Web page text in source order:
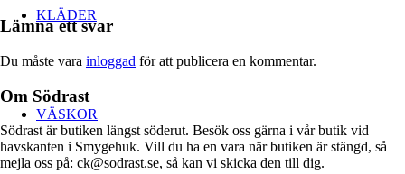
KLÄDER
VÄSKOR
Lämna ett svar
Du måste vara inloggad för att publicera en kommentar.
Om Södrast
Södrast är butiken längst söderut. Besök oss gärna i vår butik vid
havskanten i Smygehuk. Vill du ha en vara när butiken är stängd, så
mejla oss på: ck@sodrast.se, så kan vi skicka den till dig.